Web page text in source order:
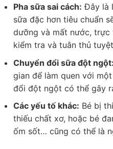
Pha sữa sai cách: Đây là
sữa đặc hơn tiêu chuẩn
dưỡng và mất nước,
kiểm tra và tuân thủ
Chuyển đổi sữa đột ngột:
gian để làm quen với
đổi đột ngột có thể gây
Các yếu tố khác: Bé bị
thiếu chất xơ, hoặc bé
ốm sốt… cũng có thể là